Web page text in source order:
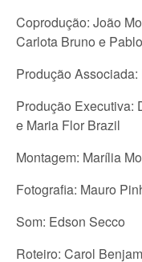
Coprodução: João
Carlota Bruno e
Produção
Produção Executiva:
e Maria Flor Brazil
Montagem: Marília
Fotografia: Mauro
Som: Edson Secco
Roteiro: Carol